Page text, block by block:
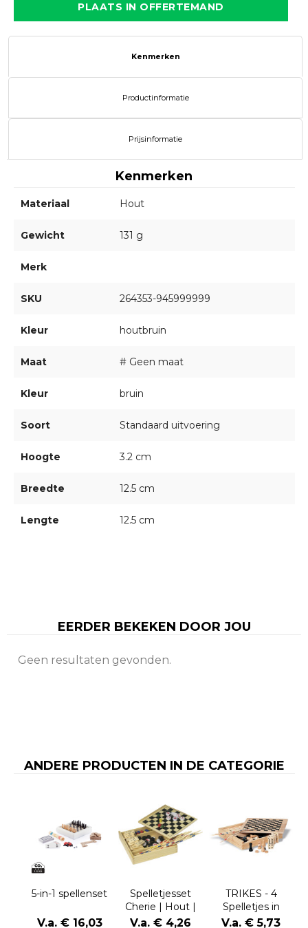
PLAATS IN OFFERTEMAND
Kenmerken
Productinformatie
Prijsinformatie
Kenmerken
Materiaal Hout
Gewicht 131 g
Merk
SKU 264353-945999999
Kleur houtbruin
Maat # Geen maat
Kleur bruin
Soort Standaard uitvoering
Hoogte 3.2 cm
Breedte 12.5 cm
Lengte 12.5 cm
EERDER BEKEKEN DOOR JOU
Geen resultaten gevonden.
ANDERE PRODUCTEN IN DE CATEGORIE
5-in-1 spellenset
V.a. € 16,03
Spelletjesset
Cherie | Hout |
5-in-1
V.a. € 4,26
TRIKES - 4
Spelletjes in
houten doos
V.a. € 5,73